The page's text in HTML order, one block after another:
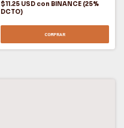
$11.25 USD con BINANCE (25%
DCTO)
COMPRAR